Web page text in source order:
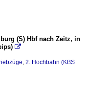
(S) Hbf nach Zeitz, in

2. Hochbahn (KBS